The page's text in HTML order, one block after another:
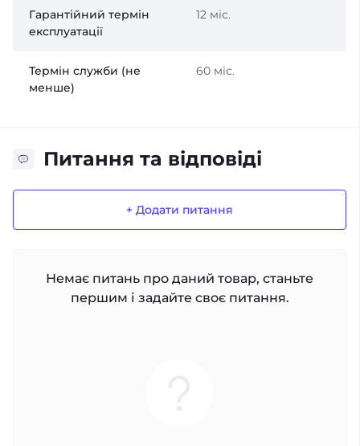
Гарантійний термін
експлуатації
12 міс.
Термін служби (не
менше)
60 міс.
Питання та відповіді
+ Додати питання
Немає питань про даний товар, станьте
першим і задайте своє питання.